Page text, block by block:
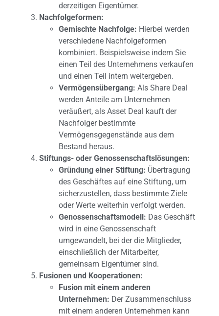
derzeitigen Eigentümer.
Nachfolgeformen:
Gemischte Nachfolge: Hierbei werden
verschiedene Nachfolgeformen
kombiniert. Beispielsweise indem Sie
einen Teil des Unternehmens verkaufen
und einen Teil intern weitergeben.
Vermögensübergang: Als Share Deal
werden Anteile am Unternehmen
veräußert, als Asset Deal kauft der
Nachfolger bestimmte
Vermögensgegenstände aus dem
Bestand heraus.
Stiftungs- oder Genossenschaftslösungen:
Gründung einer Stiftung: Übertragung
des Geschäftes auf eine Stiftung, um
sicherzustellen, dass bestimmte Ziele
oder Werte weiterhin verfolgt werden.
Genossenschaftsmodell: Das Geschäft
wird in eine Genossenschaft
umgewandelt, bei der die Mitglieder,
einschließlich der Mitarbeiter,
gemeinsam Eigentümer sind.
Fusionen und Kooperationen:
Fusion mit einem anderen
Unternehmen: Der Zusammenschluss
mit einem anderen Unternehmen kann